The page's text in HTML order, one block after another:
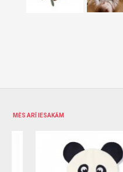
MĒS ARĪ IESAKĀM